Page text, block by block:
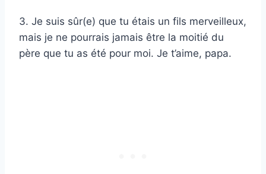
3. Je suis sûr(e) que tu étais un fils merveilleux,
mais je ne pourrais jamais être la moitié du
père que tu as été pour moi. Je t’aime, papa.